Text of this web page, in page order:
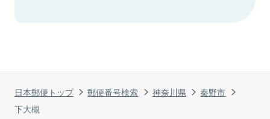
日本郵便トップ 郵便番号検索 神奈川県
秦野市
下大槻